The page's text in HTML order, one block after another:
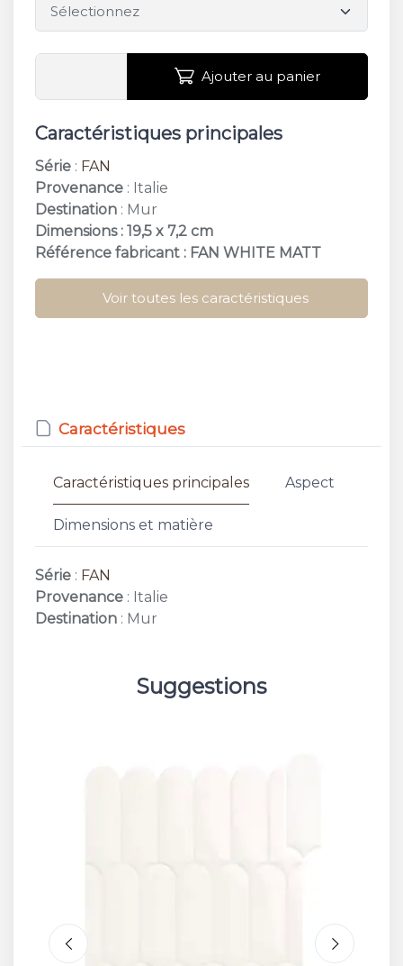
Ajouter au panier
Caractéristiques principales
Série : FAN
Provenance : Italie
Destination : Mur
Dimensions : 19,5 x 7,2 cm
Référence fabricant : FAN WHITE MATT
Voir toutes les caractéristiques
Caractéristiques
Caractéristiques principales Aspect
Dimensions et matière
Série : FAN
Provenance : Italie
Destination : Mur
Suggestions